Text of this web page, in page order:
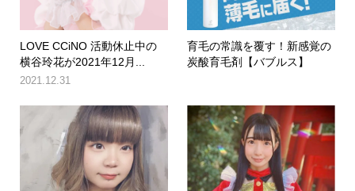
LOVE CCiNO 活動休止中の
横谷玲花が2021年12月...
2021.12.31
育毛の常識を覆す！新感覚の
炭酸育毛剤【バブルス】